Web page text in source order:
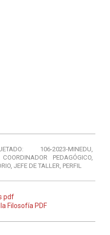
106-2023-MINEDU
COORDINADOR PEDAGÓGICO
JEFE DE TALLER PERFIL
pdf
Filosofía PDF